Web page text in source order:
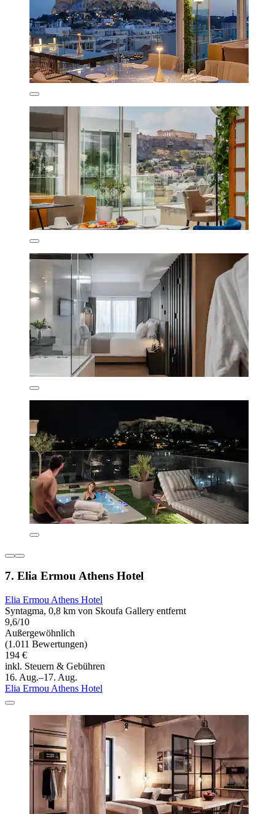
7. Elia Ermou Athens Hotel
Elia Ermou Athens Hotel
Syntagma, 0,8 km von Skoufa Gallery entfernt
9,6/10
Außergewöhnlich
(1.011 Bewertungen)
194 €
inkl. Steuern & Gebühren
16. Aug.–17. Aug.
Elia Ermou Athens Hotel